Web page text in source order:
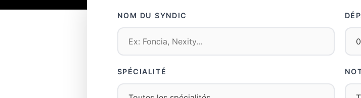
NOM DU SYNDIC
SPÉCIALITÉ